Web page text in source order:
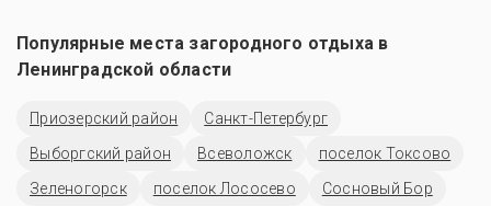
Популярные места загородного отдыха в
Ленинградской области
Приозерский район
Санкт-Петербург
Выборгский район
Всеволожск
поселок Токсово
Зеленогорск
поселок Лососево Сосновый Бор